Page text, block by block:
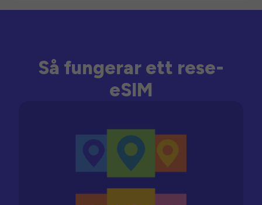
Så fungerar ett rese-
eSIM